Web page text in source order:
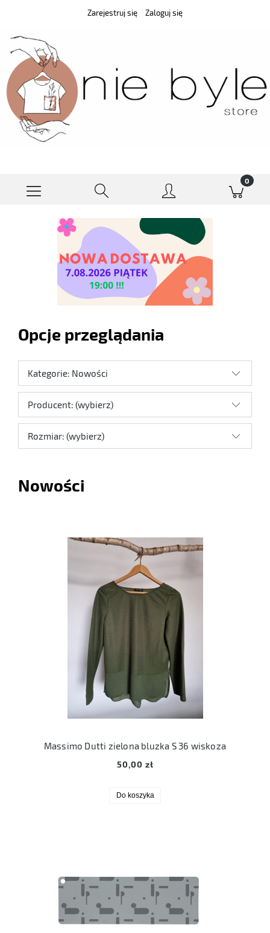
Zarejestruj się Zaloguj się
Opcje przeglądania
Kategorie: Nowości
Producent: (wybierz)
Rozmiar: (wybierz)
Nowości
Massimo Dutti zielona bluzka S 36 wiskoza
50,00 zł
Do koszyka